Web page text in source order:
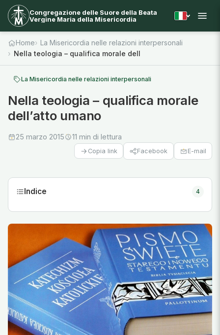
Congregazione delle Suore della Beata
Vergine Maria della Misericordia
Home
La Misericordia nelle relazioni interpersonali
Nella teologia – qualifica morale dell’atto umano
La Misericordia nelle relazioni interpersonali
Nella teologia – qualifica morale
dell’atto umano
25 marzo 2015 11 min di lettura
Copia link Facebook E-mail
Indice 4